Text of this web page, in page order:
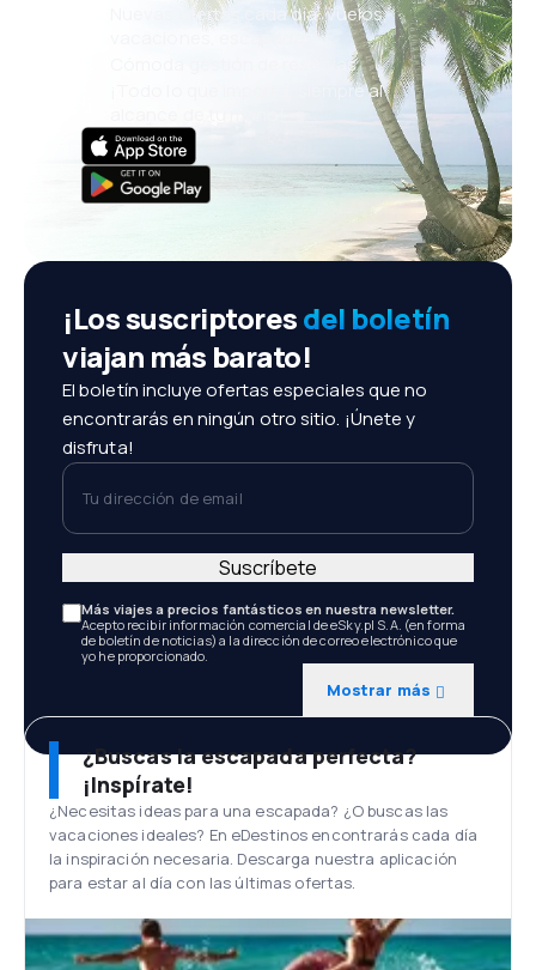
Nuevas ofertas cada día: vuelos,
vacaciones, escapadas
Cómoda gestión de reservas
¡Todo lo que importa, siempre al
¡Los suscriptoresdel boletín
viajan más barato!
El boletín incluye ofertas especiales que no
encontrarás en ningún otro sitio. ¡Únete y
disfruta!
Tu dirección de email
Más viajes a precios fantásticos en nuestra newsletter.
Acepto recibir información comercial de eSky.pl S.A. (en forma
de boletín de noticias) a la dirección de correo electrónico que
yo he proporcionado.
Mostrar más
Suscríbete
¿Buscas la escapada perfecta?
¡Inspírate!
¿Necesitas ideas para una escapada? ¿O buscas las
vacaciones ideales? En eDestinos encontrarás cada día
la inspiración necesaria. Descarga nuestra aplicación
para estar al día con las últimas ofertas.